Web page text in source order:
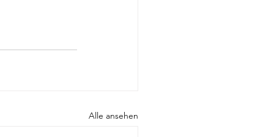
Alle ansehen